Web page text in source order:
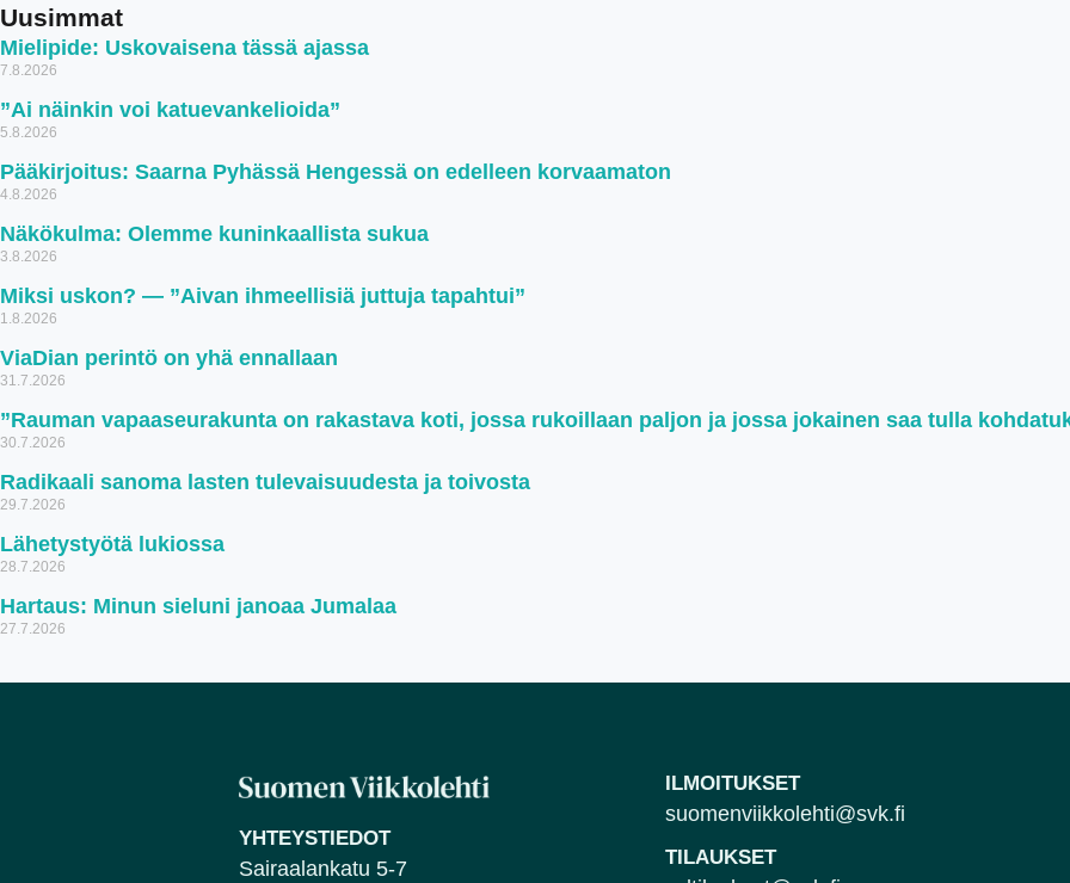
Uusimmat
Mielipide: Uskovaisena tässä ajassa
7.8.2026
”Ai näinkin voi katuevankelioida”
5.8.2026
Pääkirjoitus: Saarna Pyhässä Hengessä on edelleen korvaamaton
4.8.2026
Näkökulma: Olemme kuninkaallista sukua
3.8.2026
Miksi uskon? — ”Aivan ihmeellisiä juttuja tapahtui”
1.8.2026
ViaDian perintö on yhä ennallaan
31.7.2026
”Rauman vapaaseurakunta on rakastava koti, jossa rukoillaan paljon ja jossa jokainen saa tulla
30.7.2026
Radikaali sanoma lasten tulevaisuudesta ja toivosta
29.7.2026
Lähetystyötä lukiossa
28.7.2026
Hartaus: Minun sieluni janoaa Jumalaa
27.7.2026
YHTEYSTIEDOT
Sairaalankatu 5-7
ILMOITUKSET
suomenviikkolehti@svk.fi
TILAUKSET